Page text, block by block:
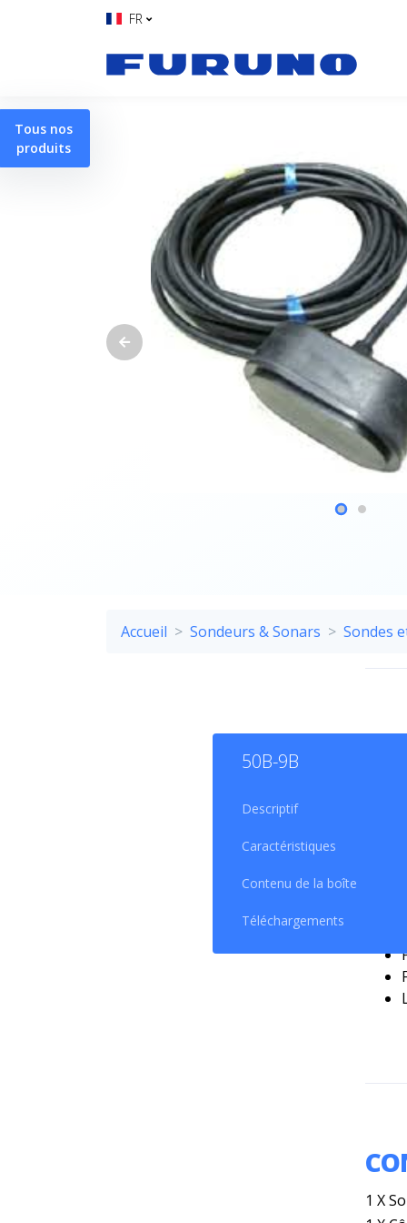
FR
Accueil Sondeurs & Sonars Sondes
50B-9B
Descriptif
Caractéristiques
Contenu de la boîte
Téléchargements
1 X
Tous nos
produits